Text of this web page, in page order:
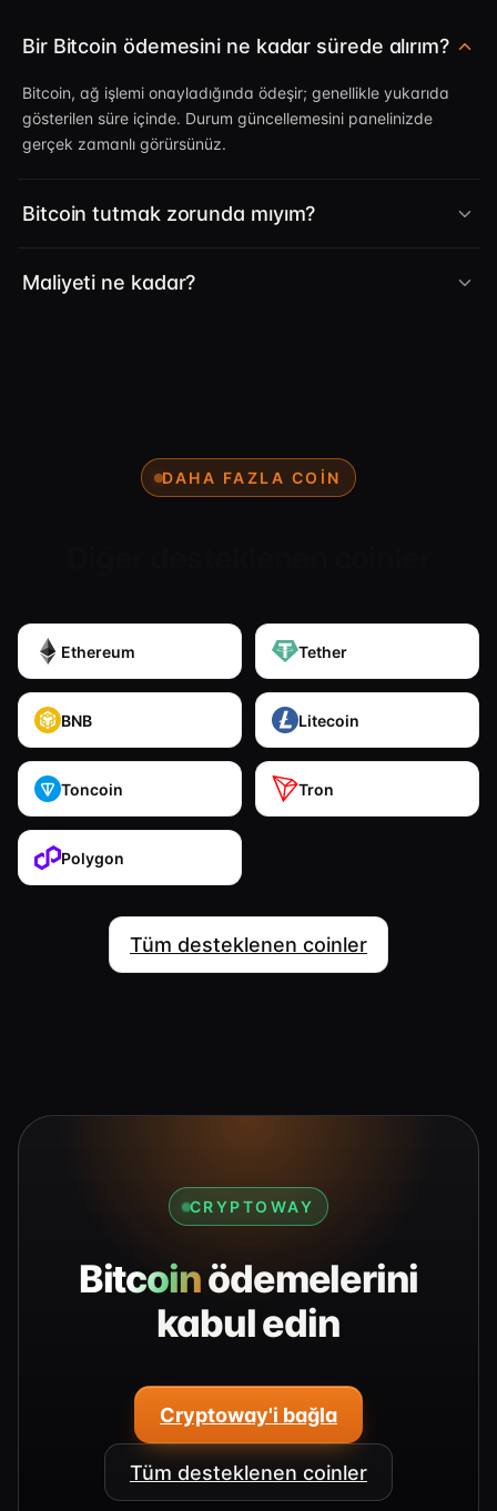
Bir Bitcoin ödemesini ne kadar sürede alırım?
Bitcoin, ağ işlemi onayladığında ödeşir; genellikle yukarıda
gösterilen süre içinde. Durum güncellemesini panelinizde
gerçek zamanlı görürsünüz.
Bitcoin tutmak zorunda mıyım?
Maliyeti ne kadar?
DAHA FAZLA COIN
Ethereum Tether
BNB Litecoin
Toncoin Tron
Polygon
Tüm desteklenen coinler
CRYPTOWAY
Bitcoinödemelerini
kabul edin
Cryptoway'i bağla
Tüm desteklenen coinler